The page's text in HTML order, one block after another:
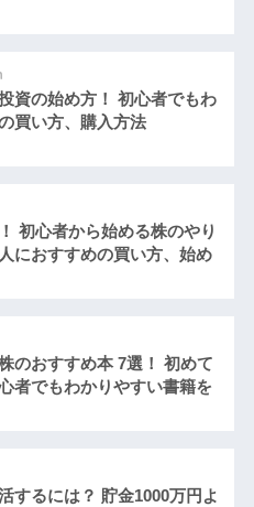
資の始め方！ 初心者でもわ
買い方、購入方法
初心者から始める株のやり
におすすめの買い方、始め
のおすすめ本 7選！ 初めて
者でもわかりやすい書籍を
するには？ 貯金1000万円よ